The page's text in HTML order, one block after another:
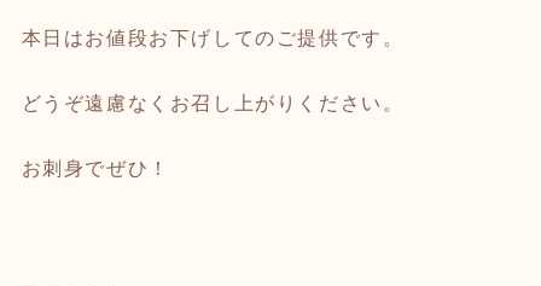
本日はお値段お下げしてのご提供です。
どうぞ遠慮なくお召し上がりください。
お刺身でぜひ！